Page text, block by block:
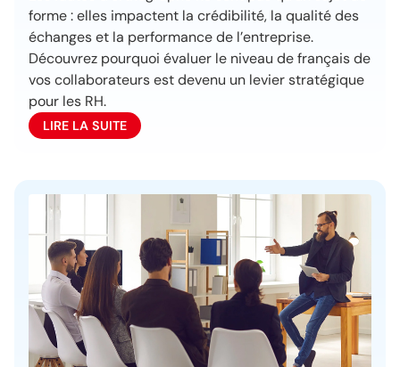
forme : elles impactent la crédibilité, la qualité des
échanges et la performance de l’entreprise.
Découvrez pourquoi évaluer le niveau de français de
vos collaborateurs est devenu un levier stratégique
pour les RH.
LIRE LA SUITE